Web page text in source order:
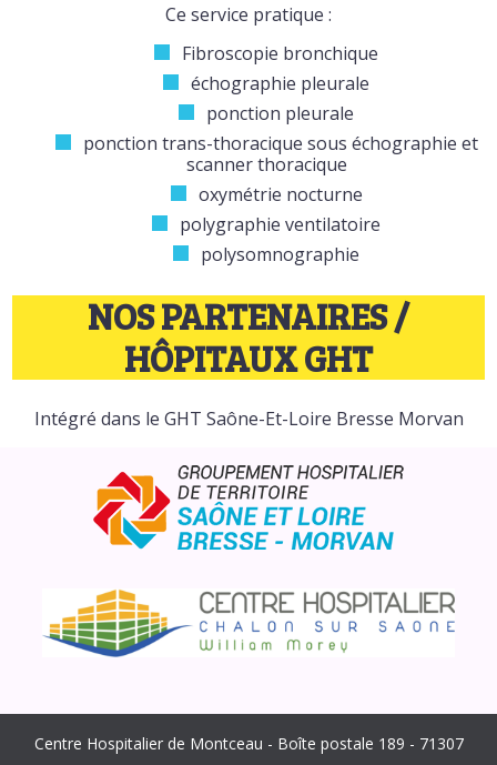
Ce service pratique :
Fibroscopie bronchique
échographie pleurale
ponction pleurale
ponction trans-thoracique sous échographie et
scanner thoracique
oxymétrie nocturne
polygraphie ventilatoire
polysomnographie
NOS PARTENAIRES /
HÔPITAUX GHT
Intégré dans le GHT Saône-Et-Loire Bresse Morvan
Centre Hospitalier de Montceau - Boîte postale 189 - 71307